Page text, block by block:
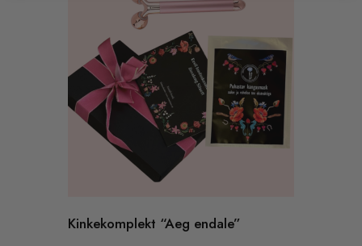
Kinkekomplekt “Aeg endale”